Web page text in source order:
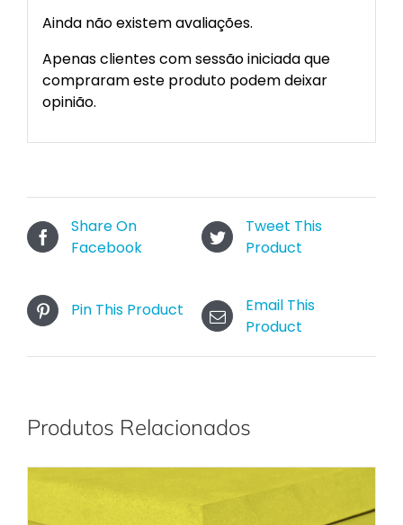
Ainda não existem avaliações.
Apenas clientes com sessão iniciada que
compraram este produto podem deixar
opinião.
Share On
Facebook
Tweet This
Product
Pin This Product
Email This
Product
Produtos Relacionados